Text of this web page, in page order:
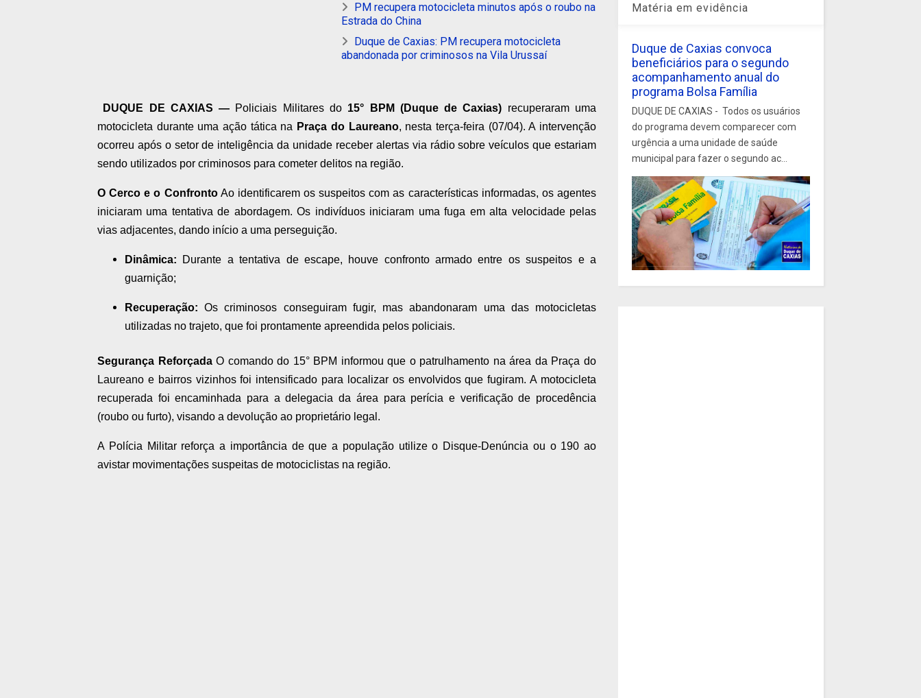
PM recupera motocicleta minutos após o roubo na
Estrada do China
Duque de Caxias: PM recupera motocicleta
abandonada por criminosos na Vila Urussaí
DUQUE DE CAXIAS — Policiais Militares do 15° BPM (Duque de Caxias) recuperaram uma
motocicleta durante uma ação tática na Praça do Laureano, nesta terça-feira (07/04). A intervenção
ocorreu após o setor de inteligência da unidade receber alertas via rádio sobre veículos que estariam
sendo utilizados por criminosos para cometer delitos na região.
O Cerco e o ConfrontoAo identificarem os suspeitos com as características informadas, os agentes
iniciaram uma tentativa de abordagem. Os indivíduos iniciaram uma fuga em alta velocidade pelas
vias adjacentes, dando início a uma perseguição.
Dinâmica: Durante a tentativa de escape, houve confronto armado entre os suspeitos e a
guarnição;
Recuperação: Os criminosos conseguiram fugir, mas abandonaram uma das motocicletas
utilizadas no trajeto, que foi prontamente apreendida pelos policiais.
Segurança ReforçadaO comando do 15° BPM informou que o patrulhamento na área da Praça do
Laureano e bairros vizinhos foi intensificado para localizar os envolvidos que fugiram. A motocicleta
recuperada foi encaminhada para a delegacia da área para perícia e verificação de procedência
(roubo ou furto), visando a devolução ao proprietário legal.
A Polícia Militar reforça a importância de que a população utilize o Disque-Denúncia ou o 190 ao
avistar movimentações suspeitas de motociclistas na região.
Matéria em evidência
Duque de Caxias convoca
beneficiários para o segundo
acompanhamento anual do
programa Bolsa Família
DUQUE DE CAXIAS - Todos os usuários
do programa devem comparecer com
urgência a uma unidade de saúde
municipal para fazer o segundo ac...